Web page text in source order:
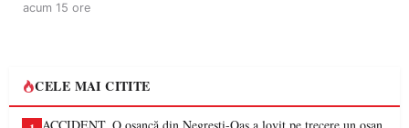
acum 15 ore
CELE MAI CITITE